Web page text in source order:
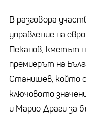
В разговора
управление на
Пеканов, кметът
премиерът на
Станишев, който
ключовото
и Марио Драги за